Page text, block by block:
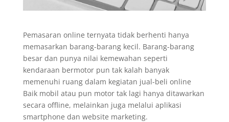
Pemasaran online ternyata tidak berhenti hanya
memasarkan barang-barang kecil. Barang-barang
besar dan punya nilai kemewahan seperti
kendaraan bermotor pun tak kalah banyak
memenuhi ruang dalam kegiatan jual-beli online
Baik mobil atau pun motor tak lagi hanya ditawarkan
secara offline, melainkan juga melalui aplikasi
smartphone dan website marketing.